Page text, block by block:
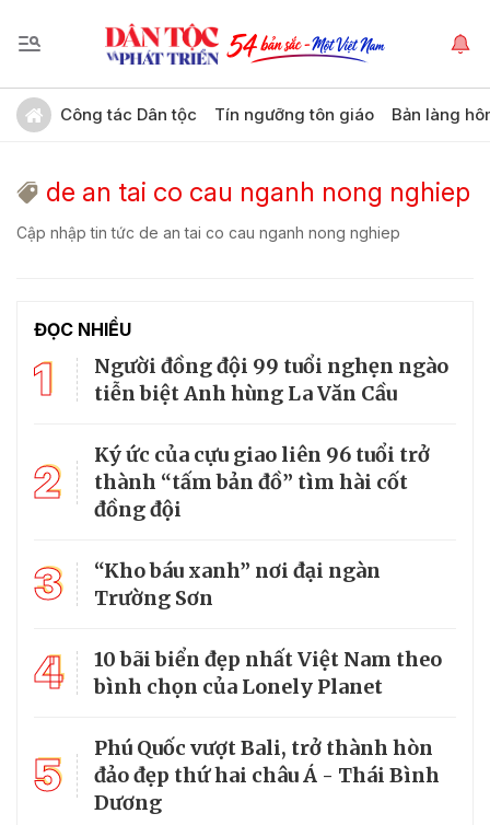
Công tác Dân tộc Tín ngưỡng tôn giáo Bản làng
de an tai co cau nganh nong nghiep
Cập nhập tin tức de an tai co cau nganh nong nghiep
ĐỌC NHIỀU
1
Người đồng đội 99 tuổi nghẹn ngào
tiễn biệt Anh hùng La Văn Cầu
2
Ký ức của cựu giao liên 96 tuổi trở
thành “tấm bản đồ” tìm hài cốt
đồng đội
3
“Kho báu xanh” nơi đại ngàn
Trường Sơn
4
10 bãi biển đẹp nhất Việt Nam theo
bình chọn của Lonely Planet
5
Phú Quốc vượt Bali, trở thành hòn
đảo đẹp thứ hai châu Á - Thái Bình
Dương